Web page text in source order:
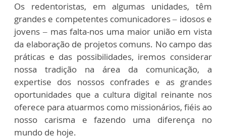
Os redentoristas, em algumas unidades, têm
grandes e competentes comunicadores – idosos e
jovens – mas falta-nos uma maior união em vista
da elaboração de projetos comuns. No campo das
práticas e das possibilidades, iremos considerar
nossa tradição na área da comunicação, a
expertise dos nossos confrades e as grandes
oportunidades que a cultura digital reinante nos
oferece para atuarmos como missionários, fiéis ao
nosso carisma e fazendo uma diferença no
mundo de hoje.